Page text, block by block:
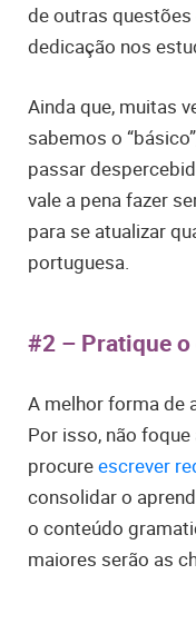
de outras
dedicação nos
Ainda que, muitas
sabemos o
passar
vale a pena fazer
para se atualizar
portuguesa.
#2 – Pratique
A melhor forma de
Por isso, não
procureescrever
consolidar o
o conteúdo
maiores serão as